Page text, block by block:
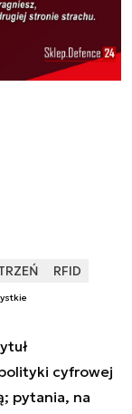
RFID
cyfrowej
pytania, na